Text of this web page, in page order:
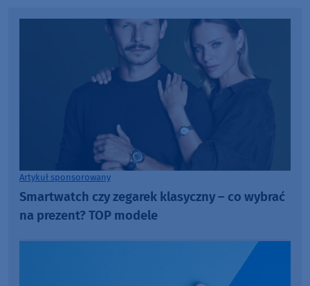
Artykuł sponsorowany
Smartwatch czy zegarek klasyczny – co wybrać
na prezent? TOP modele